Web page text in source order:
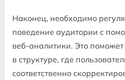
Наконец, необходимо
поведение аудитории с
веб-аналитики. Это
в структуре, где
соответственно